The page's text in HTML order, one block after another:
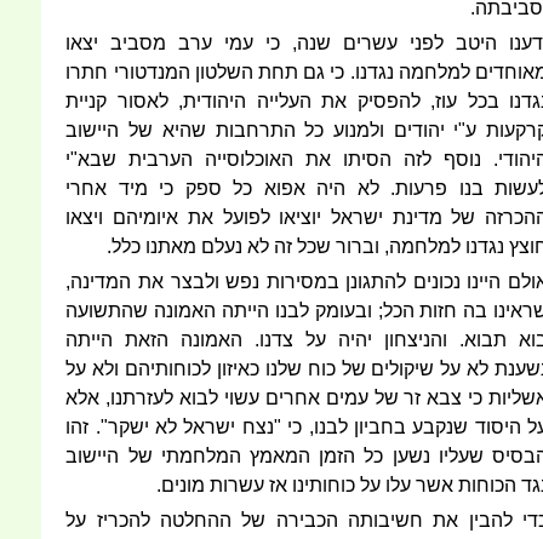
היטב לפני עשרים שנה, כי עמי ערב מסביב יצאו
למלחמה נגדנו. כי גם תחת השלטון המנדטורי חתרו
בכל עוז, להפסיק את העלייה היהודית, לאסור קניית
ע"י יהודים ולמנוע כל התרחבות שהיא של היישוב
נוסף לזה הסיתו את האוכלוסייה הערבית שבא"י
בנו פרעות. לא היה אפוא כל ספק כי מיד אחרי
של מדינת ישראל יוציאו לפועל את איומיהם ויצאו
נגדנו למלחמה, וברור שכל זה לא נעלם מאתנו כלל.
היינו נכונים להתגונן במסירות נפש ולבצר את המדינה,
בה חזות הכל; ובעומק לבנו הייתה האמונה שהתשועה
תבוא. והניצחון יהיה על צדנו. האמונה הזאת הייתה
לא על שיקולים של כוח שלנו כאיזון לכוחותיהם ולא על
כי צבא זר של עמים אחרים עשוי לבוא לעזרתנו, אלא
היסוד שנקבע בחביון לבנו, כי "נצח ישראל לא ישקר". זהו
שעליו נשען כל הזמן המאמץ המלחמתי של היישוב
הכוחות אשר עלו על כוחותינו אז עשרות מונים.
להבין את חשיבותה הכבירה של ההחלטה להכריז על